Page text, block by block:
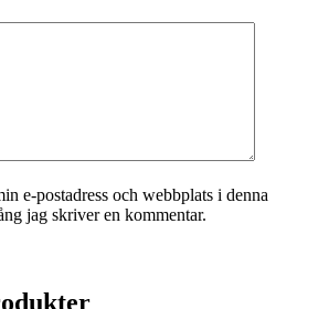
e-postadress och webbplats i denna
jag skriver en kommentar.